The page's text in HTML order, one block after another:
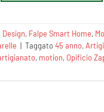
, Design, Falpe Smart Home,
| Taggato45 anno,
, motion, Opificio